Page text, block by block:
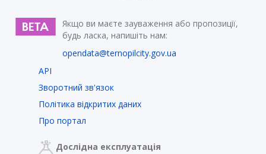
Якщо ви маєте зауваження або пропозиції,
будь ласка, напишіть нам:
opendata@ternopilcity.gov.ua
API
Зворотний зв'язок
Політика відкритих даних
Про портал
Дослідна експлуатація